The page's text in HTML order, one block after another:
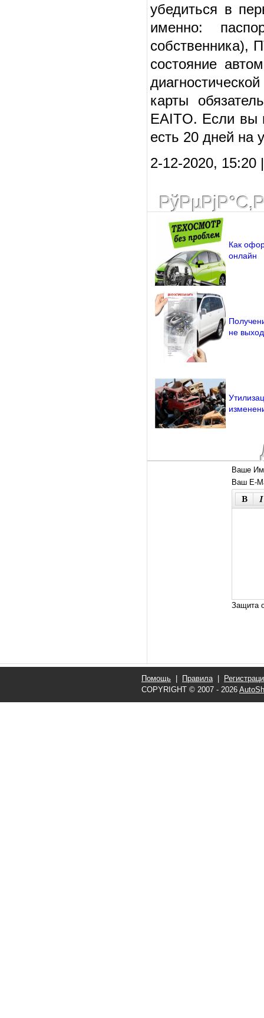
убедиться в
именно:
собственника),
состояние
карты
EAITO. Если вы
есть 20 дней на
2-12-2020, 15:20
Как
онлайн
не
Ваше
Ваш E-
Защита
Помощь Правила|
COPYRIGHT © 2007 - 2026